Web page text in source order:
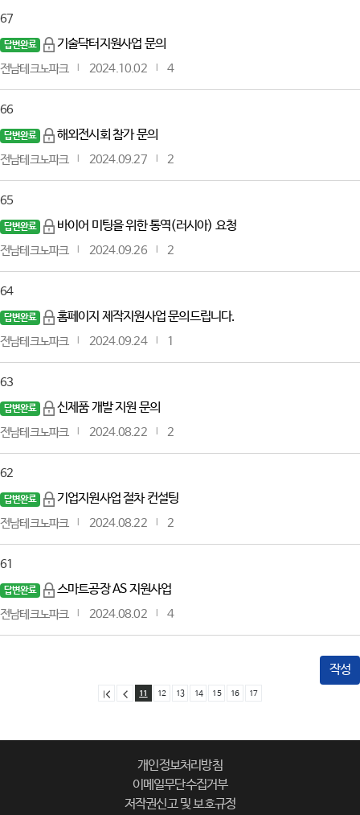
67
답변완료 기술닥터지원사업 문의
전남테크노파크 2024.10.02 4
66
답변완료 해외전시회 참가 문의
전남테크노파크 2024.09.27 2
65
답변완료 바이어 미팅을 위한 통역(러시아) 요청
전남테크노파크 2024.09.26 2
64
답변완료 홈페이지 제작지원사업 문의드립니다.
전남테크노파크 2024.09.24 1
63
답변완료 신제품 개발 지원 문의
전남테크노파크 2024.08.22 2
62
답변완료 기업지원사업 절차 컨설팅
전남테크노파크 2024.08.22 2
61
답변완료 스마트공장 AS 지원사업
전남테크노파크 2024.08.02 4
작성
11 12 13 14 15 16 17
개인정보처리방침
이메일무단수집거부
저작권신고 및 보호규정